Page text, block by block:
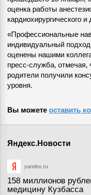
оценка работы
кардиохирургического и
«Профессиональные
индивидуальный
оценены нашими
пресс-служба, отмечая,
родители получили
уровня.
Вы можете оставить
Яндекс.Новости
yandex.ru
158 миллионов
медицину Кузбасса